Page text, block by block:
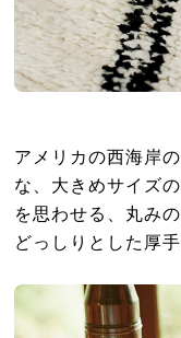
アメリカの西海岸
な、大きめサイズ
を思わせる、丸み
どっしりとした厚